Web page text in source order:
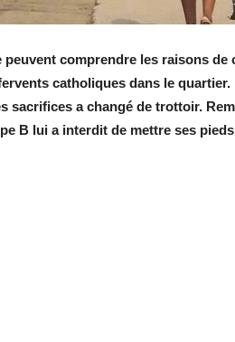
comprendre les raisons de
catholiques dans le quartier.
sacrifices a changé de trottoir.
B lui a interdit de mettre ses